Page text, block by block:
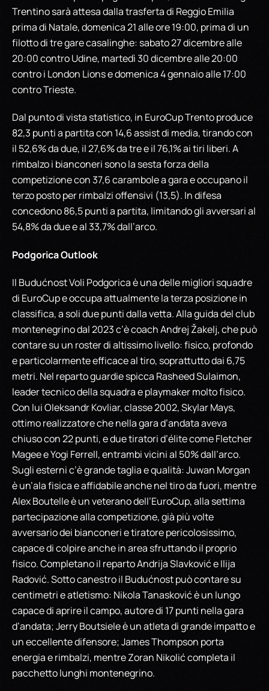
Trentino sarà attesa dalla trasferta di Reggio Emilia
prima di Natale, domenica 21 alle ore 19:00, prima di un
filotto di tre gare casalinghe: sabato 27 dicembre alle
20:00 contro Udine, martedì 30 dicembre alle 20:00
contro i London Lions e domenica 4 gennaio alle 17:00
contro Trieste.
Dal punto di vista statistico, in EuroCup Trento produce
82,3 punti a partita con 14,6 assist di media, tirando con
il 52,6% da due, il 27,6% da tre e il 76,1% ai tiri liberi. A
rimbalzo i bianconeri sono la sesta forza della
competizione con 37,6 carambole a gara e occupano il
terzo posto per rimbalzi offensivi (13,5). In difesa
concedono 86,5 punti a partita, limitando gli avversari al
54,8% da due e al 33,7% dall’arco.
Podgorica Outlook
Il Budućnost Voli Podgorica è una delle migliori squadre
di EuroCup e occupa attualmente la terza posizione in
classifica, a soli due punti dalla vetta. Alla guida del club
montenegrino dal 2023 c’è coach Andrej Žakelj, che può
contare su un roster di altissimo livello: fisico, profondo
e particolarmente efficace al tiro, soprattutto dai 6,75
metri. Nel reparto guardie spicca Rasheed Sulaimon,
leader tecnico della squadra e playmaker molto fisico.
Con lui Oleksandr Kovliar, classe 2002, Skylar Mays,
ottimo realizzatore che nella gara d’andata aveva
chiuso con 22 punti, e due tiratori d’élite come Fletcher
Magee e Yogi Ferrell, entrambi vicini al 50% dall’arco.
Sugli esterni c’è grande taglia e qualità: Juwan Morgan
è un’ala fisica e affidabile anche nel tiro da fuori, mentre
Alex Boutelle è un veterano dell’EuroCup, alla settima
partecipazione alla competizione, già più volte
avversario dei bianconeri e tiratore pericolosissimo,
capace di colpire anche in area sfruttando il proprio
fisico. Completano il reparto Andrija Slavković e Ilija
Radović. Sotto canestro il Budućnost può contare su
centimetri e atletismo: Nikola Tanasković è un lungo
capace di aprire il campo, autore di 17 punti nella gara
d’andata; Jerry Boutsiele è un atleta di grande impatto e
un eccellente difensore; James Thompson porta
energia e rimbalzi, mentre Zoran Nikolić completa il
pacchetto lunghi montenegrino.